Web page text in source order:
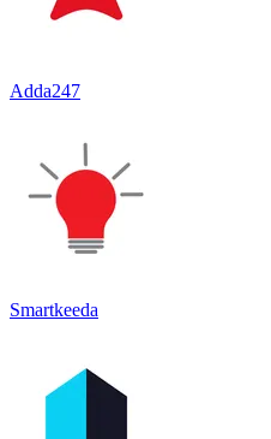
Adda247
Smartkeeda